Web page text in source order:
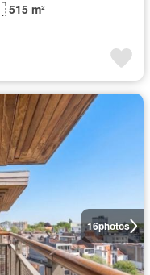
515 m²
16photos